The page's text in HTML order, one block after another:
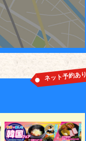
ネット予約あり